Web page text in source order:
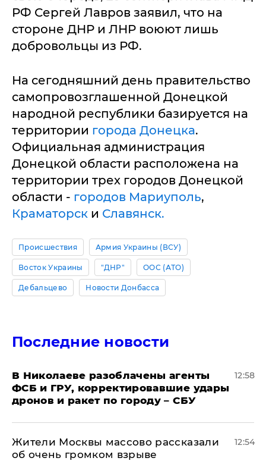
РФ Сергей Лавров заявил, что на
стороне ДНР и ЛНР воюют лишь
добровольцы из РФ.
На сегодняшний день правительство
самопровозглашенной Донецкой
народной республики базируется на
территории города Донецка.
Официальная администрация
Донецкой области расположена на
территории трех городов Донецкой
области - городов Мариуполь,
Краматорск и Славянск.
Происшествия Армия Украины (ВСУ)
Восток Украины "ДНР" ООС (АТО)
Дебальцево Новости Донбасса
Последние новости
В Николаеве разоблачены агенты
ФСБ и ГРУ, корректировавшие удары
дронов и ракет по городу – СБУ
12:58
Жители Москвы массово рассказали
об очень громком взрыве
12:54